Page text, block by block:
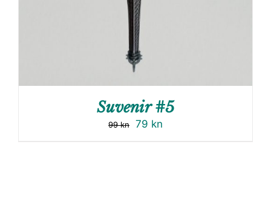
Suvenir #5
99kn 79 kn